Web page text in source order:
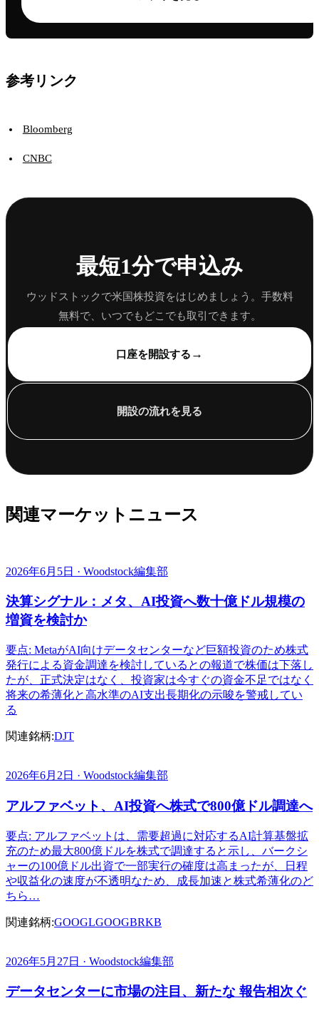
参考リンク
Bloomberg
CNBC
最短1分で申込み
ウッドストックで米国株投資をはじめましょう。手数料
無料で、いつでもどこでも取引できます。
口座を開設する →
開設の流れを見る
関連マーケットニュース
2026年6月5日 · Woodstock編集部
決算シグナル：メタ、AI投資へ数十億ドル規模の
増資を検討か
要点: MetaがAI向けデータセンターなど巨額投資のため株式
発行による資金調達を検討しているとの報道で株価は下落し
たが、正式決定はなく、投資家は今すぐの資金不足ではなく
将来の希薄化と高水準のAI支出長期化の示唆を警戒してい
る
関連銘柄:DJT
2026年6月2日 · Woodstock編集部
アルファベット、AI投資へ株式で800億ドル調達へ
要点: アルファベットは、需要超過に対応するAI計算基盤拡
充のため最大800億ドルを株式で調達すると示し、バークシ
ャーの100億ドル出資で一部実行の確度は高まったが、日程
や収益化の速度が不透明なため、成長加速と株式希薄化のど
ちら…
関連銘柄:GOOGLGOOGBRKB
2026年5月27日 · Woodstock編集部
データセンターに市場の注目、新たな 報告相次ぐ